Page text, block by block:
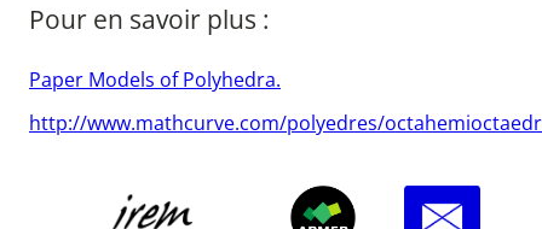
Pour en savoir plus :
Paper Models of Polyhedra.
http://www.mathcurve.com/polyedres/